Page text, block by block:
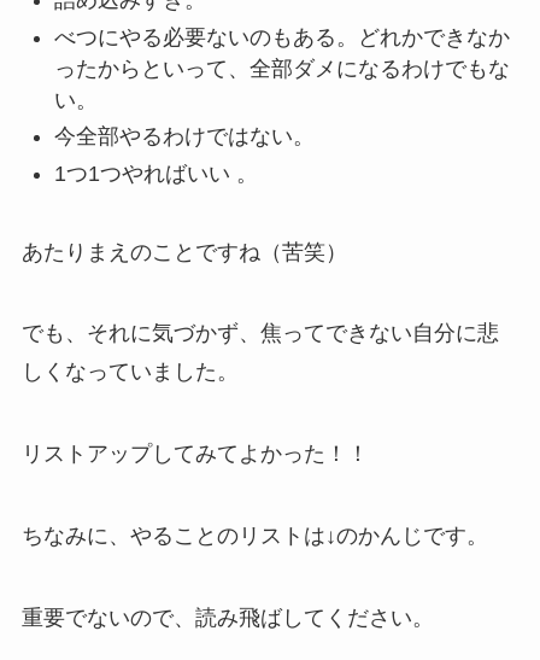
べつにやる必要ないのもある。どれかできなか
ったからといって、全部ダメになるわけでもな
い。
今全部やるわけではない。
1つ1つやればいい 。
あたりまえのことですね（苦笑）
でも、それに気づかず、焦ってできない自分に悲
しくなっていました。
リストアップしてみてよかった！！
ちなみに、やることのリストは↓のかんじです。
重要でないので、読み飛ばしてください。